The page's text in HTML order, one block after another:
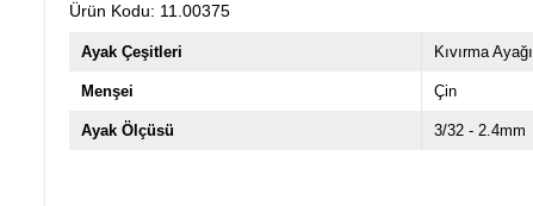
Ürün Kodu: 11.00375
Ayak Çeşitleri Kıvırma Ayağı
Menşei Çin
Ayak Ölçüsü 3/32 - 2.4mm